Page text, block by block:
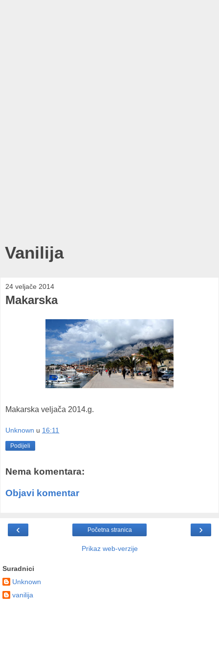
Vanilija
24 veljače 2014
Makarska
Makarska veljača 2014.g.
Unknown u 16:11
Podijeli
Nema komentara:
Objavi komentar
‹ ›
Početna stranica
Prikaz web-verzije
Suradnici
Unknown
vanilija